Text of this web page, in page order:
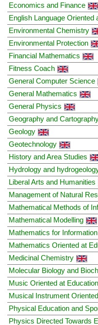
Economics and Finance
English Language Oriented
Environmental Chemistry
Environmental Protection
Financial Mathematics
Fitness Coach
General Computer Science
General Mathematics
General Physics
Geography and
Geology
Geotechnology
History and Area Studies
Hydrology and
Liberal Arts and Humanities
Management of Natural
Mathematical Methods of
Mathematical Modelling
Mathematics for
Mathematics Oriented at
Medicinal Chemistry
Molecular Biology and
Music Oriented at Education
Musical Instrument
Physical Education and
Physics Directed Towards